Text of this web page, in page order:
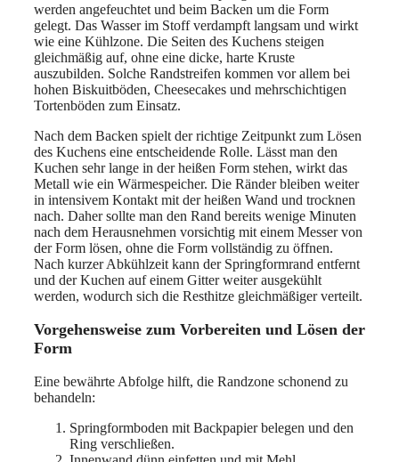
werden angefeuchtet und beim Backen um die Form
gelegt. Das Wasser im Stoff verdampft langsam und wirkt
wie eine Kühlzone. Die Seiten des Kuchens steigen
gleichmäßig auf, ohne eine dicke, harte Kruste
auszubilden. Solche Randstreifen kommen vor allem bei
hohen Biskuitböden, Cheesecakes und mehrschichtigen
Tortenböden zum Einsatz.
Nach dem Backen spielt der richtige Zeitpunkt zum Lösen
des Kuchens eine entscheidende Rolle. Lässt man den
Kuchen sehr lange in der heißen Form stehen, wirkt das
Metall wie ein Wärmespeicher. Die Ränder bleiben weiter
in intensivem Kontakt mit der heißen Wand und trocknen
nach. Daher sollte man den Rand bereits wenige Minuten
nach dem Herausnehmen vorsichtig mit einem Messer von
der Form lösen, ohne die Form vollständig zu öffnen.
Nach kurzer Abkühlzeit kann der Springformrand entfernt
und der Kuchen auf einem Gitter weiter ausgekühlt
werden, wodurch sich die Resthitze gleichmäßiger verteilt.
Vorgehensweise zum Vorbereiten und Lösen der
Form
Eine bewährte Abfolge hilft, die Randzone schonend zu
behandeln:
Springformboden mit Backpapier belegen und den
Ring verschließen.